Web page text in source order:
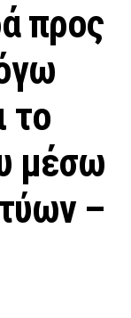
προς
το
μέσω
–